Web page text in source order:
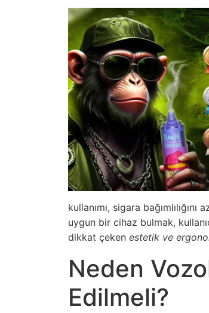
kullanımı, sigara
uygun bir cihaz bulmak,
dikkat çeken estetik ve
Neden
Edilmeli?